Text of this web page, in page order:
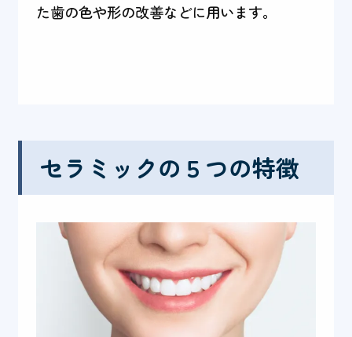
た歯の色や形の改善などに用います。
セラミックの５つの特徴